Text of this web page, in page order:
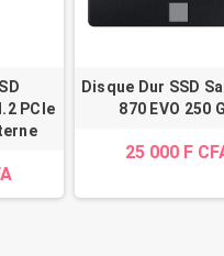
PCIe
Disque Dur SSD
870 EVO 250
25 000 F